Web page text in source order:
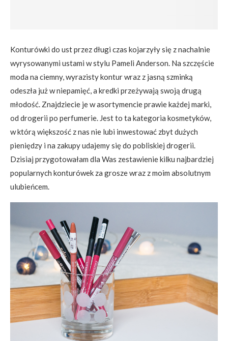
Konturówki do ust przez długi czas kojarzyły się z nachalnie
wyrysowanymi ustami w stylu Pameli Anderson. Na szczęście
moda na ciemny, wyrazisty kontur wraz z jasną szminką
odeszła już w niepamięć, a kredki przeżywają swoją drugą
młodość. Znajdziecie je w asortymencie prawie każdej marki,
od drogerii po perfumerie. Jest to ta kategoria kosmetyków,
w którą większość z nas nie lubi inwestować zbyt dużych
pieniędzy i na zakupy udajemy się do pobliskiej drogerii.
Dzisiaj przygotowałam dla Was zestawienie kilku najbardziej
popularnych konturówek za grosze wraz z moim absolutnym
ulubieńcem.